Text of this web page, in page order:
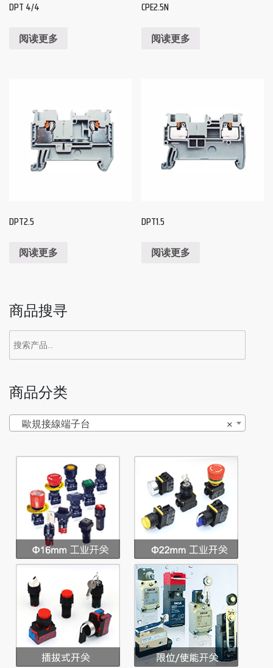
DPT 4/4
阅读更多
CPE2.5N
阅读更多
DPT2.5
阅读更多
DPT1.5
阅读更多
商品搜寻
商品分类
×
歐規接線端子台